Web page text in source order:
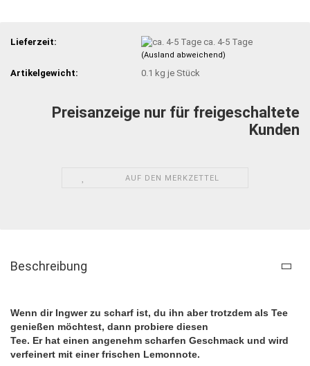
Lieferzeit: ca. 4-5 Tage
(Ausland abweichend)
Artikelgewicht: 0.1 kg je Stück
Preisanzeige nur für freigeschaltete
Kunden
AUF DEN MERKZETTEL
Beschreibung
Wenn dir Ingwer zu scharf ist, du ihn aber trotzdem als Tee
genießen möchtest, dann probiere diesen
Tee. Er hat einen angenehm scharfen Geschmack und wird
verfeinert mit einer frischen Lemonnote.